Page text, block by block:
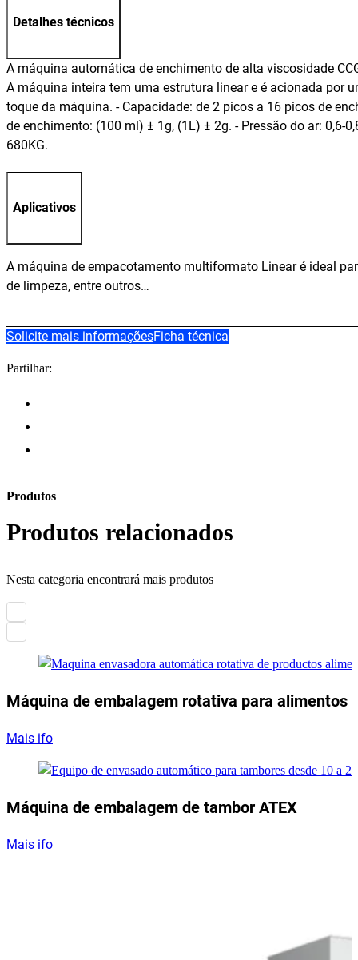
Detalhes técnicos
A máquina automática de enchimento de alta viscosidade
A máquina inteira tem uma estrutura linear e é acionada por
toque da máquina. - Capacidade: de 2 picos a 16 picos de
de enchimento: (100 ml) ± 1g, (1L) ± 2g. - Pressão do ar: 0,6-
680KG.
Aplicativos
A máquina de empacotamento multiformato Linear é ideal
de limpeza, entre outros…
Solicite mais informaçõesFicha técnica
Partilhar:
Produtos
Produtos relacionados
Nesta categoria encontrará mais produtos
Máquina de embalagem rotativa para alimentos
Mais ifo
Máquina de embalagem de tambor ATEX
Mais ifo